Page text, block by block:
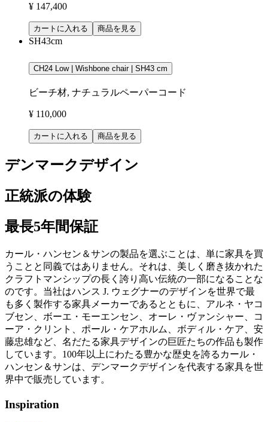
¥ 147,400
カートに入れる 商品を見る
SH43cm
CH24 Low | Wishbone chair | SH43 cm
ビーチ材, ナチュラルペーパーコード
¥ 110,000
カートに入れる 商品を見る
デンマークデザイン
正統派の体験
最長5年間保証
カール・ハンセン＆サンの製品を選ぶことは、単に家具を買
うことと同義ではありません。それは、美しく磨き抜かれた
クラフトマンシップの長く誇り高い伝統の一部になることな
のです。当社はハンス J. ウェグナーのデザインを世界で最
も多く製作する家具メーカーであるとともに、アルネ・ヤコ
ブセン、ボーエ・モーエンセン、オーレ・ヴァンシャー、コ
ーア・クリント、ポール・ケアホルム、ボディル・ケア、安
藤忠雄など、名だたる家具デザインの巨匠たちの作品も製作
しています。100年以上にわたる豊かな歴史を誇るカール・
ハンセン＆サンは、デンマークデザインを代表する家具を世
界中で販売しています。
Inspiration